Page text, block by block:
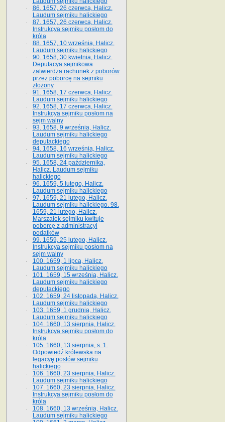
86. 1657, 26 czerwca, Halicz.
Laudum sejmiku halickiego
87. 1657, 26 czerwca, Halicz.
Instrukcya sejmiku posłom do
króla
88. 1657, 10 września, Halicz.
Laudum sejmiku halickiego
90. 1658, 30 kwietnia, Halicz.
Deputacya sejmikowa
zatwierdza rachunek z poborów
przez poborcę na sejmiku
złożony
91. 1658, 17 czerwca, Halicz.
Laudum sejmiku halickiego
92. 1658, 17 czerwca, Halicz.
Instrukcya sejmiku posłom na
sejm walny
93. 1658, 9 września, Halicz.
Laudum sejmiku halickiego
deputackiego
94. 1658, 16 września, Halicz.
Laudum sejmiku halickiego
95. 1658, 24 października,
Halicz. Laudum sejmiku
halickiego
96. 1659, 5 lutego, Halicz.
Laudum sejmiku halickiego
97. 1659, 21 lutego, Halicz.
Laudum sejmiku halickiego. 98.
1659, 21 lutego, Halicz.
Marszałek sejmiku kwituje
poborcę z administracyi
podatków
99. 1659, 25 lutego, Halicz.
Instrukcya sejmiku posłom na
sejm walny
100. 1659, 1 lipca, Halicz.
Laudum sejmiku halickiego
101. 1659, 15 września, Halicz.
Laudum sejmiku halickiego
deputackiego
102. 1659, 24 listopada, Halicz.
Laudum sejmiku halickiego
103. 1659, 1 grudnia, Halicz.
Laudum sejmiku halickiego
104. 1660, 13 sierpnia, Halicz.
Instrukcya sejmiku posłom do
króla
105. 1660, 13 sierpnia, s. 1.
Odpowiedź królewska na
legacyę posłów sejmiku
halickiego
106. 1660, 23 sierpnia, Halicz.
Laudum sejmiku halickiego
107. 1660, 23 sierpnia, Halicz.
Instrukcya sejmiku posłom do
króla
108. 1660, 13 września, Halicz.
Laudum sejmiku halickiego